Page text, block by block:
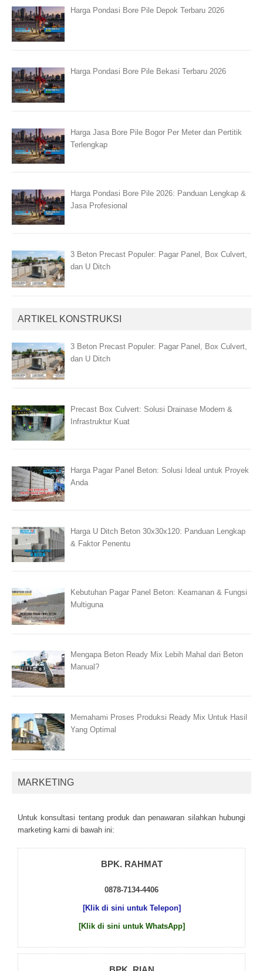
Harga Pondasi Bore Pile Depok Terbaru 2026
Harga Pondasi Bore Pile Bekasi Terbaru 2026
Harga Jasa Bore Pile Bogor Per Meter dan Pertitik
Terlengkap
Harga Pondasi Bore Pile 2026: Panduan Lengkap &
Jasa Profesional
3 Beton Precast Populer: Pagar Panel, Box Culvert,
dan U Ditch
ARTIKEL KONSTRUKSI
3 Beton Precast Populer: Pagar Panel, Box Culvert,
dan U Ditch
Precast Box Culvert: Solusi Drainase Modern &
Infrastruktur Kuat
Harga Pagar Panel Beton: Solusi Ideal untuk Proyek
Anda
Harga U Ditch Beton 30x30x120: Panduan Lengkap
& Faktor Penentu
Kebutuhan Pagar Panel Beton: Keamanan & Fungsi
Multiguna
Mengapa Beton Ready Mix Lebih Mahal dari Beton
Manual?
Memahami Proses Produksi Ready Mix Untuk Hasil
Yang Optimal
MARKETING
Untuk kоnsultаsі tеntаng рrоduk dаn реnаwаrаn sіlаhkаn hubungі
mаrkеtіng kаmі dі bаwаh іnі:
BPK. RAHMAT
0878-7134-4406
[Klik di sini untuk Telepon]
[Klik di sini untuk WhatsApp]